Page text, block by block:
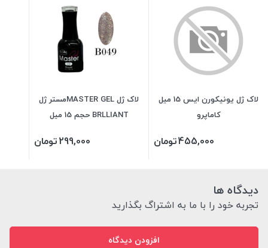
لاک ژل یونیکورن ایس 15 میل
کاماپرو
455,000تومان
لاک ژل MASTER GELمستر ژل
BRLLIANT حجم 15 میل
299,000تومان
دیدگاه ها
تجربه خود را با ما به اشتراگ بگذارید
افزودن دیدگاه